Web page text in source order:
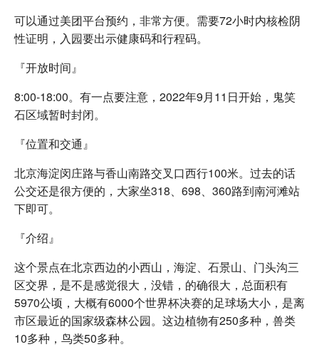
可以通过美团平台预约，非常方便。需要72小时内核检阴
性证明，入园要出示健康码和行程码。
『开放时间』
8:00-18:00。有一点要注意，2022年9月11日开始，鬼笑
石区域暂时封闭。
『位置和交通』
北京海淀闵庄路与香山南路交叉口西行100米。过去的话
公交还是很方便的，大家坐318、698、360路到南河滩站
下即可。
『介绍』
这个景点在北京西边的小西山，海淀、石景山、门头沟三
区交界，是不是感觉很大，没错，的确很大，总面积有
5970公顷，大概有6000个世界杯决赛的足球场大小，是离
市区最近的国家级森林公园。这边植物有250多种，兽类
10多种，鸟类50多种。